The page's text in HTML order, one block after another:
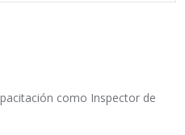
como Inspector de